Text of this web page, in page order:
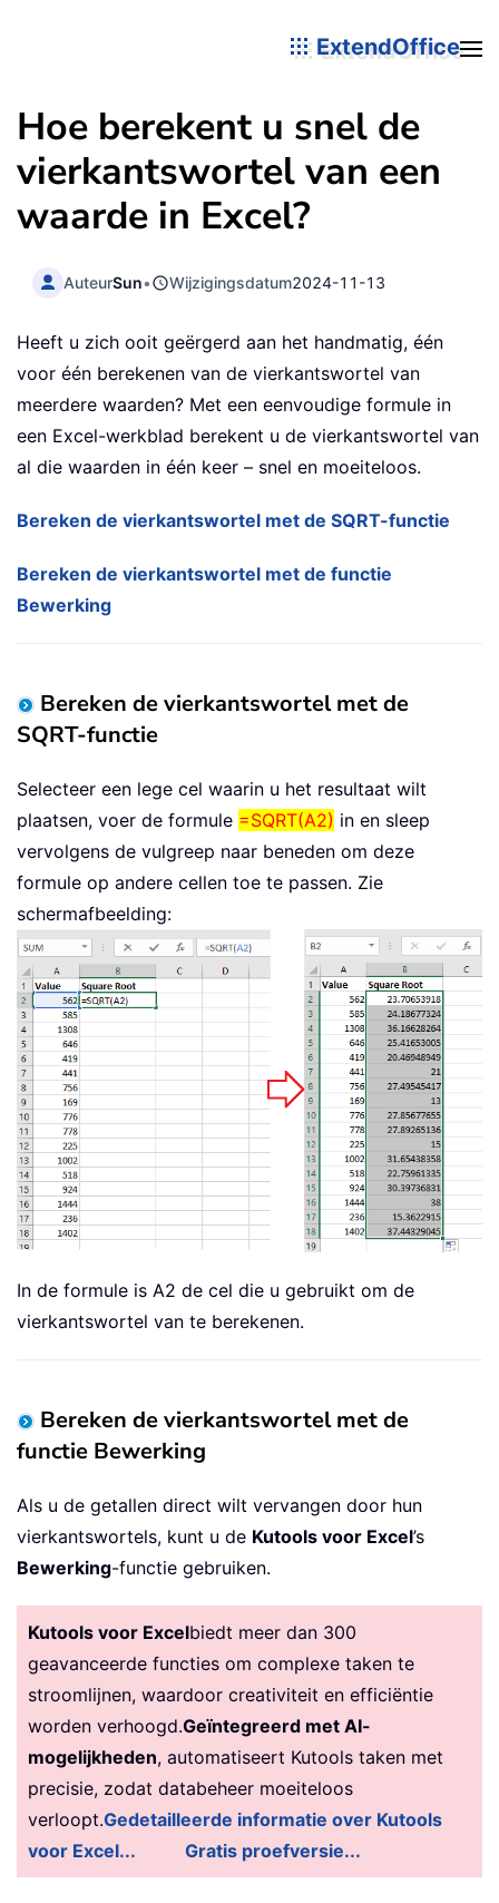
ExtendOffice
Hoe berekent u snel de
vierkantswortel van een
waarde in Excel?
AuteurSun• Wijzigingsdatum2024-11-13
Heeft u zich ooit geërgerd aan het handmatig, één
voor één berekenen van de vierkantswortel van
meerdere waarden? Met een eenvoudige formule in
een Excel-werkblad berekent u de vierkantswortel van
al die waarden in één keer – snel en moeiteloos.
Bereken de vierkantswortel met de SQRT-functie
Bereken de vierkantswortel met de functie
Bewerking
Bereken de vierkantswortel met de
SQRT-functie
Selecteer een lege cel waarin u het resultaat wilt
plaatsen, voer de formule =SQRT(A2) in en sleep
vervolgens de vulgreep naar beneden om deze
formule op andere cellen toe te passen. Zie
schermafbeelding:
In de formule is A2 de cel die u gebruikt om de
vierkantswortel van te berekenen.
Bereken de vierkantswortel met de
functie Bewerking
Als u de getallen direct wilt vervangen door hun
vierkantswortels, kunt u de Kutools voor Excel’s
Bewerking-functie gebruiken.
Kutools voor Excelbiedt meer dan 300
geavanceerde functies om complexe taken te
stroomlijnen, waardoor creativiteit en efficiëntie
worden verhoogd.Geïntegreerd met AI-
mogelijkheden, automatiseert Kutools taken met
precisie, zodat databeheer moeiteloos
verloopt.Gedetailleerde informatie over Kutools
voor Excel...
Gratis proefversie...